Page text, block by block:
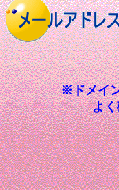
※ドメイ
よく確かめて